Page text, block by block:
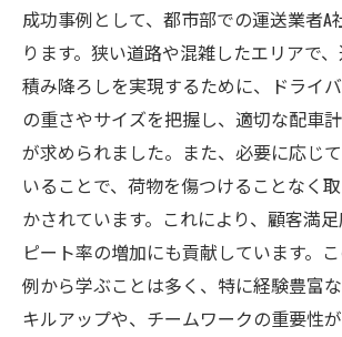
成功事例として、都市部での運送業者A
ります。狭い道路や混雑したエリアで
積み降ろしを実現するために、ドライ
の重さやサイズを把握し、適切な配車
が求められました。また、必要に応じ
いることで、荷物を傷つけることなく
かされています。これにより、顧客満
ピート率の増加にも貢献しています。
例から学ぶことは多く、特に経験豊富
キルアップや、チームワークの重要性